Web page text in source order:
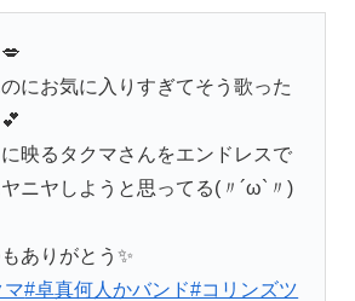
にお気に入りすぎてそう歌った
映るタクマさんをエンドレスで
ニヤしようと思ってる(〃´ω`〃)
ありがとう✨
マ#卓真何人かバンド#コリンズツ